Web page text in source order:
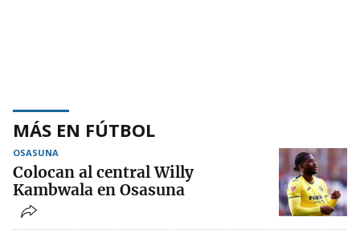
MÁS EN FÚTBOL
OSASUNA
Colocan al central Willy
Kambwala en Osasuna